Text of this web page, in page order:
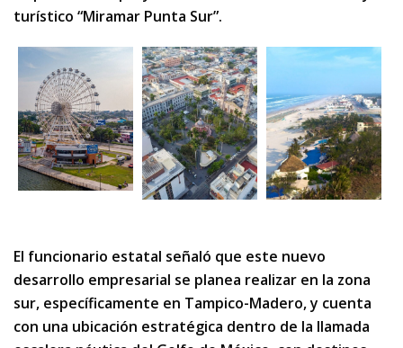
turístico “Miramar Punta Sur”.
El funcionario estatal señaló que este nuevo
desarrollo empresarial se planea realizar en la zona
sur, específicamente en Tampico-Madero, y cuenta
con una ubicación estratégica dentro de la llamada